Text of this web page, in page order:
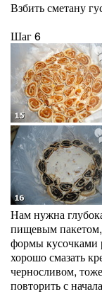
Взбить сметану
Шаг 6
Нам нужна
пищевым
формы кусочками
хорошо смазать
черносливом,
повторить с